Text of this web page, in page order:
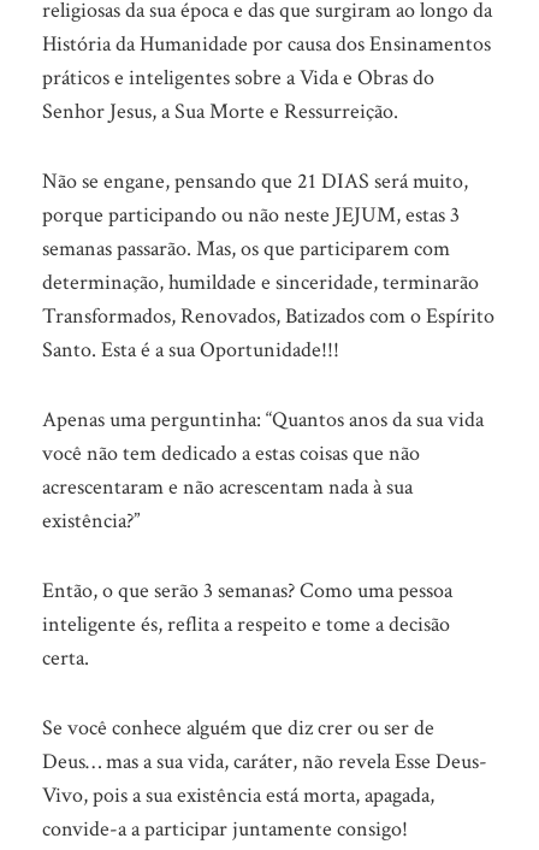
religiosas da sua época e das que surgiram ao longo da
História da Humanidade por causa dos Ensinamentos
práticos e inteligentes sobre a Vida e Obras do
Senhor Jesus, a Sua Morte e Ressurreição.
Não se engane, pensando que 21 DIAS será muito,
porque participando ou não neste JEJUM, estas 3
semanas passarão. Mas, os que participarem com
determinação, humildade e sinceridade, terminarão
Transformados, Renovados, Batizados com o Espírito
Santo. Esta é a sua Oportunidade!!!
Apenas uma perguntinha: “Quantos anos da sua vida
você não tem dedicado a estas coisas que não
acrescentaram e não acrescentam nada à sua
existência?”
Então, o que serão 3 semanas? Como uma pessoa
inteligente és, reflita a respeito e tome a decisão
certa.
Se você conhece alguém que diz crer ou ser de
Deus… mas a sua vida, caráter, não revela Esse Deus-
Vivo, pois a sua existência está morta, apagada,
convide-a a participar juntamente consigo!